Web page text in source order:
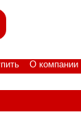
О компании